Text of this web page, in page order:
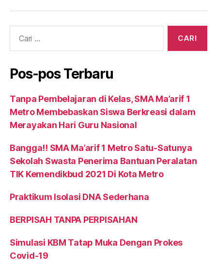
Pos-pos Terbaru
Tanpa Pembelajaran di Kelas, SMA Ma’arif 1
Metro Membebaskan Siswa Berkreasi dalam
Merayakan Hari Guru Nasional
Bangga!! SMA Ma’arif 1 Metro Satu-Satunya
Sekolah Swasta Penerima Bantuan Peralatan
TIK Kemendikbud 2021 Di Kota Metro
Praktikum Isolasi DNA Sederhana
BERPISAH TANPA PERPISAHAN
Simulasi KBM Tatap Muka Dengan Prokes
Covid-19